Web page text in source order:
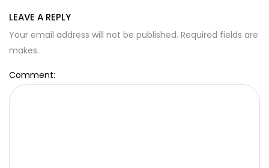
LEAVE A REPLY
Your email address will not be published. Required fields are
makes.
Comment: